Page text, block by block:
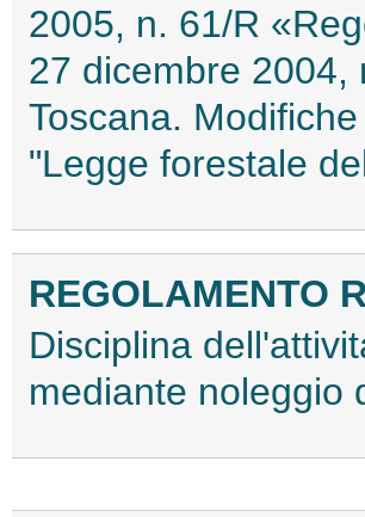
2005, n. 61/R
27 dicembre 2004,
Toscana.
"Legge forestale
REGOLAMENTO
Disciplina
mediante noleggio